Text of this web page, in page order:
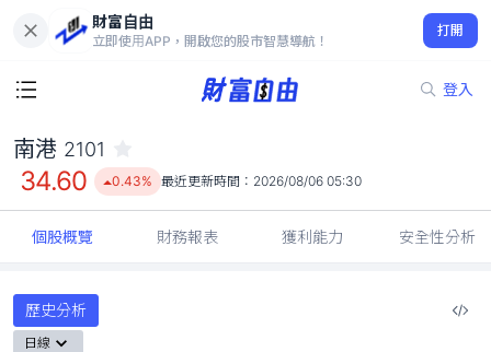
財富自由
立即使用APP，開啟您的股市智慧導航！
打開
登入
34.60
0.43%
南港 2101
34.60 0.43% 最近更新時間： 2026/08/06 05:30
個股概覽 財務報表 獲利能力 安全性分析
歷史分析
日線